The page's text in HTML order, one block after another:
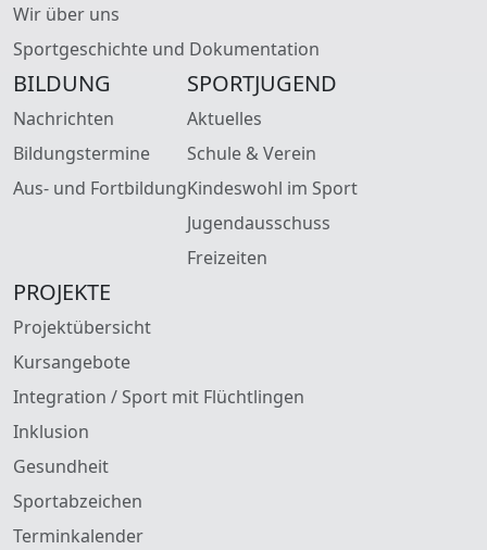
Wir über uns
Sportgeschichte und Dokumentation
BILDUNG
Nachrichten
Bildungstermine
Aus- und Fortbildung
SPORTJUGEND
Aktuelles
Schule & Verein
Kindeswohl im Sport
Jugendausschuss
Freizeiten
PROJEKTE
Projektübersicht
Kursangebote
Integration / Sport mit Flüchtlingen
Inklusion
Gesundheit
Sportabzeichen
Terminkalender